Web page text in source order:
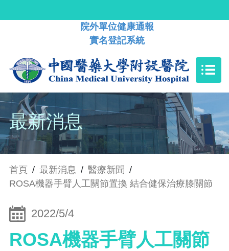
院外單位健康通報
實名登記系統
最新消息
首頁 / 最新消息 / 醫療新聞 /
ROSA機器手臂人工關節置換 結合健保治療膝關節
2022/5/4
ROSA機器手臂人工關節